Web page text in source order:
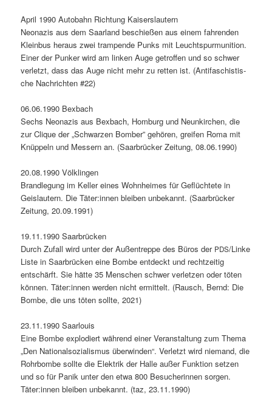
April 1990 Auto­bahn Rich­tung Kaiser­slautern
Neon­azis aus dem Saar­land beschießen aus einem fahren­den
Klein­bus her­aus zwei tram­p­ende Punks mit Leucht­spur­mu­ni­tion.
Ein­er der Punker wird am linken Auge getrof­fen und so schw­er
ver­let­zt, dass das Auge nicht mehr zu ret­ten ist. (Antifaschis­tis­
che Nachricht­en #22)
06.06.1990 Bexbach
Sechs Neon­azis aus Bexbach, Hom­burg und Neunkirchen, die
zur Clique der „Schwarzen Bomber” gehören, greifen Roma mit
Knüp­peln und Messern an. (Saar­brück­er Zeitung, 08.06.1990)
20.08.1990 Völk­lin­gen
Bran­dle­gung im Keller eines Wohn­heimes für Geflüchtete in
Geis­lautern. Die Täter:innen bleiben unbekan­nt. (Saar­brück­er
Zeitung, 20.09.1991)
19.11.1990 Saar­brück­en
Durch Zufall wird unter der Außen­treppe des Büros der PDS/Linke
Liste in Saar­brück­en eine Bombe ent­deckt und rechtzeit­ig
entschärft. Sie hätte 35 Men­schen schw­er ver­let­zen oder töten
kön­nen. Täter:innen wer­den nicht ermit­telt. (Rausch, Bernd: Die
Bombe, die uns töten sollte, 2021)
23.11.1990 Saar­louis
Eine Bombe explodiert während ein­er Ver­anstal­tung zum The­ma
„Den Nation­al­sozial­is­mus über­winden“. Ver­let­zt wird nie­mand, die
Rohrbombe sollte die Elek­trik der Halle außer Funk­tion set­zen
und so für Panik unter den etwa 800 Besucherin­nen sor­gen.
Täter:innen bleiben unbekan­nt. (taz, 23.11.1990)